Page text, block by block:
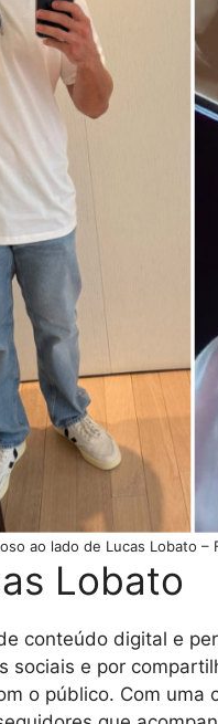
ao lado de Lucas Lobato
Lobato
conteúdo digital e
sociais e por
o público. Com